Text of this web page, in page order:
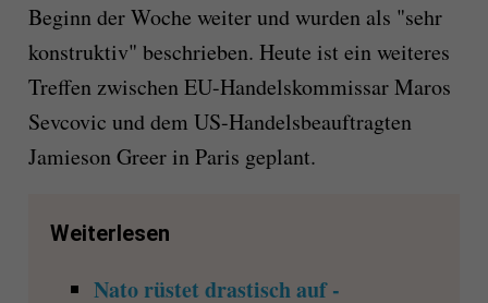
Beginn der Woche weiter und wurden als "sehr
konstruktiv" beschrieben. Heute ist ein weiteres
Treffen zwischen EU-Handelskommissar Maros
Sevcovic und dem US-Handelsbeauftragten
Jamieson Greer in Paris geplant.
Weiterlesen
Nato rüstet drastisch auf -